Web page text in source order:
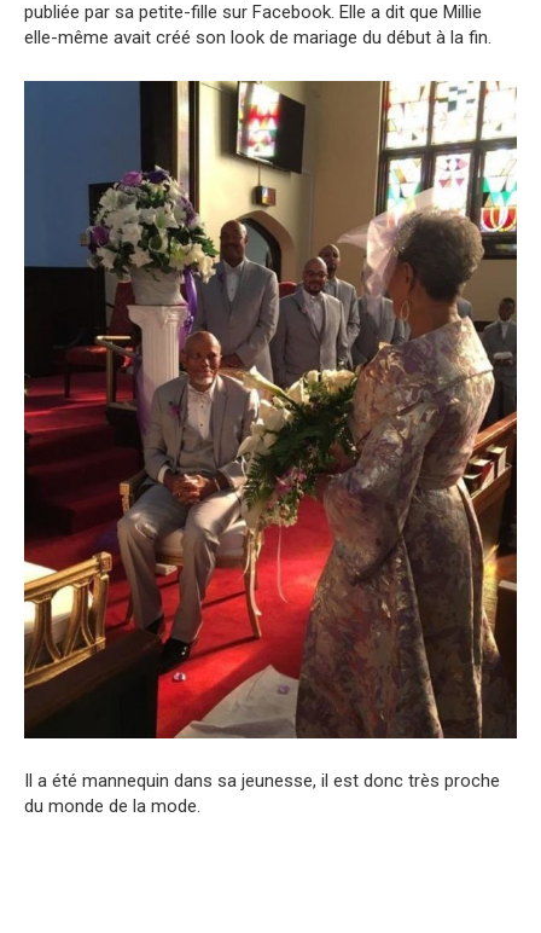
publiée par sa petite-fille sur Facebook. Elle a dit que Millie
elle-même avait créé son look de mariage du début à la fin.
Il a été mannequin dans sa jeunesse, il est donc très proche
du monde de la mode.